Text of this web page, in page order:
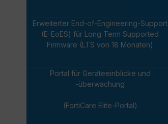
Erweiterter End-of-Engineering-Support
(E-EoES) für Long Term Supported
Firmware (LTS von 18 Monaten)
Portal für Geräteeinblicke und
-überwachung
(FortiCare Elite-Portal)